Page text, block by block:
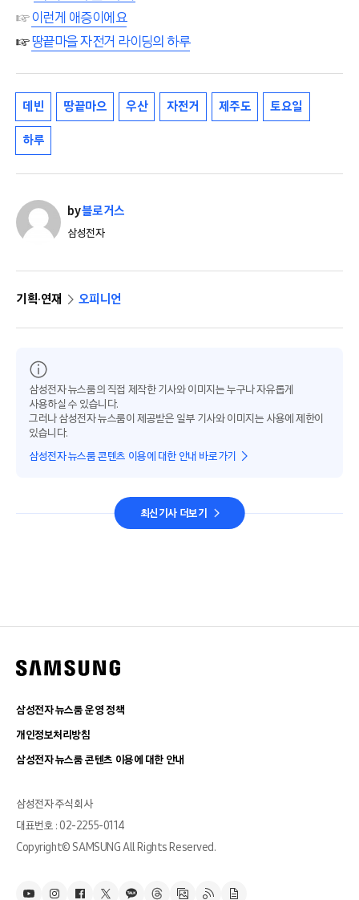
☞이런게 애증이에요
☞땅끝마을 자전거 라이딩의 하루
데빈 땅끝마으 우산 자전거 제주도 토요일
하루
by블로거스
삼성전자
기획·연재 오피니언
삼성전자 뉴스룸의 직접 제작한 기사와 이미지는 누구나 자유롭게
사용하실 수 있습니다.
그러나 삼성전자 뉴스룸이 제공받은 일부 기사와 이미지는 사용에 제한이
있습니다.
삼성전자 뉴스룸 콘텐츠 이용에 대한 안내 바로가기
최신기사 더보기
삼성전자 뉴스룸 운영 정책
개인정보처리방침
삼성전자 뉴스룸 콘텐츠 이용에 대한 안내
삼성전자 주식회사
대표번호 : 02-2255-0114
Copyright© SAMSUNG All Rights Reserved.